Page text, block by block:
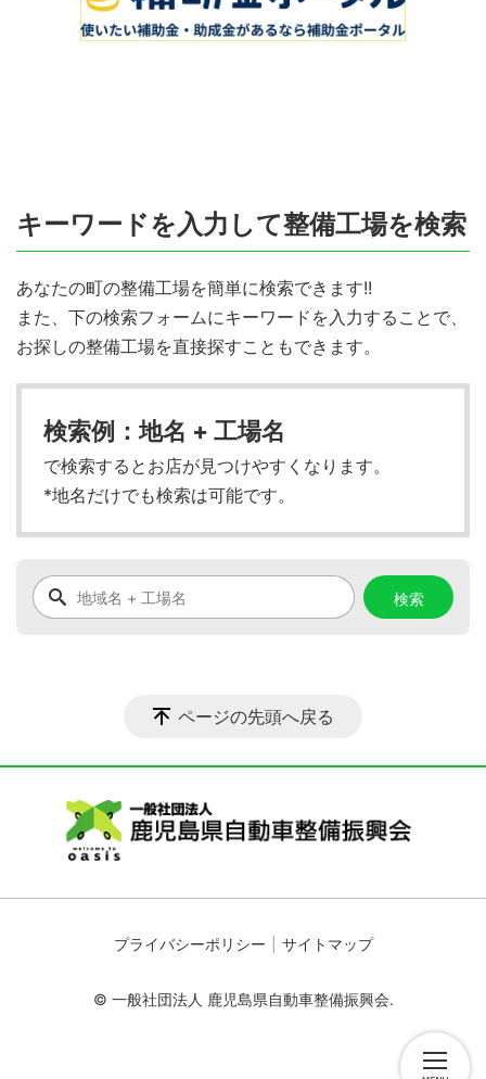
キーワードを入力して整備工場を検索
あなたの町の整備工場を簡単に検索できます!!
また、下の検索フォームにキーワードを入力することで、
お探しの整備工場を直接探すこともできます。
検索例：地名 + 工場名
で検索するとお店が見つけやすくなります。
*地名だけでも検索は可能です。
ページの先頭へ戻る
プライバシーポリシー サイトマップ
© 一般社団法人 鹿児島県自動車整備振興会.